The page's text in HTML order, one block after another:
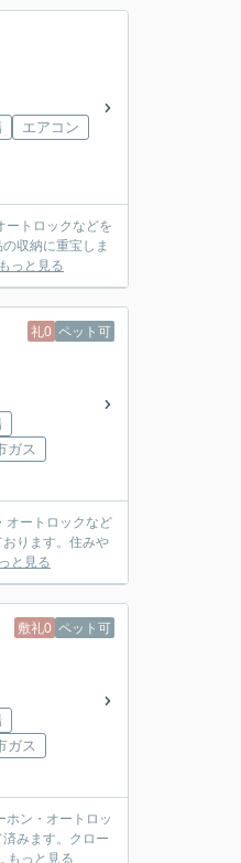
エアコン
ートロックなどを
収納に重宝しま
もっと見る
礼0 ペット可
ガス
オートロックなど
ります。住みや
と見る
敷礼0 ペット可
ガス
ホン・オートロッ
みます。クロー
もっと見る